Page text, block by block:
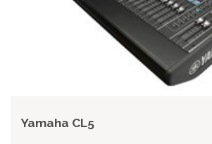
Yamaha CL5